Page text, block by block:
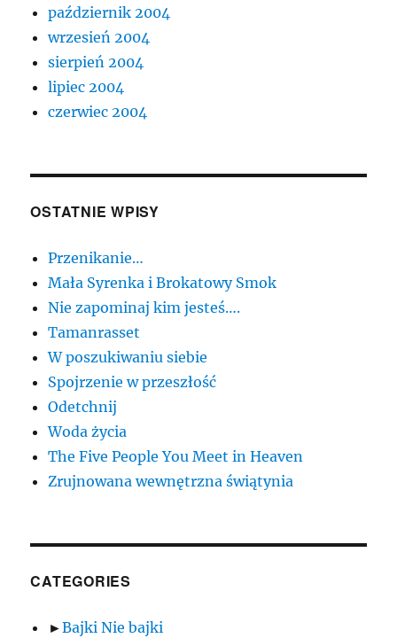
październik 2004
wrzesień 2004
sierpień 2004
lipiec 2004
czerwiec 2004
OSTATNIE WPISY
Przenikanie…
Mała Syrenka i Brokatowy Smok
Nie zapominaj kim jesteś….
Tamanrasset
W poszukiwaniu siebie
Spojrzenie w przeszłość
Odetchnij
Woda życia
The Five People You Meet in Heaven
Zrujnowana wewnętrzna świątynia
CATEGORIES
►Bajki Nie bajki